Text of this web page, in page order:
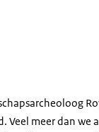
Veel meer dan we